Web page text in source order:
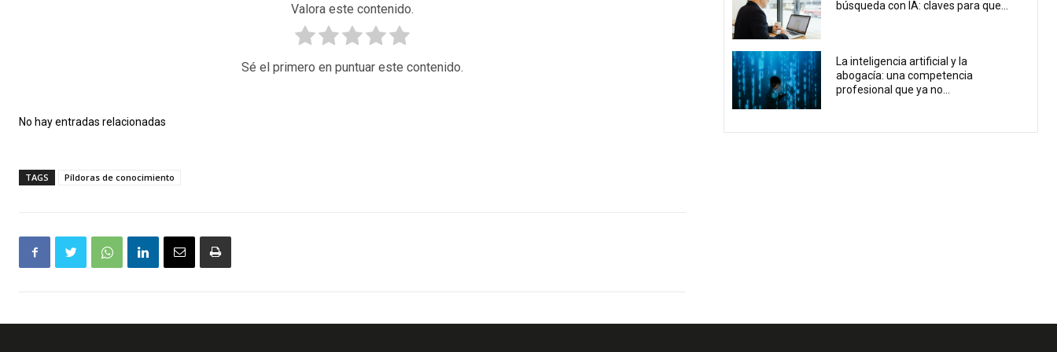
Valora este contenido.
Sé el primero en puntuar este contenido.
No hay entradas relacionadas
TAGS Píldoras de conocimiento
búsqueda con IA: claves para que...
La inteligencia artificial y la
abogacía: una competencia
profesional que ya no...